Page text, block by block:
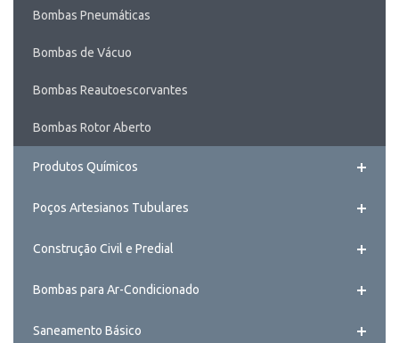
Bombas Pneumáticas
Bombas de Vácuo
Bombas Reautoescorvantes
Bombas Rotor Aberto
Produtos Químicos
Poços Artesianos Tubulares
Construção Civil e Predial
Bombas para Ar-Condicionado
Saneamento Básico